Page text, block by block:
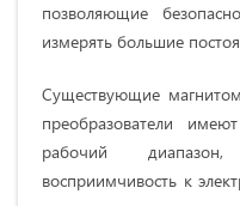
позволяющие
измерять большие
Существующие
преобразователи
рабочий диапазон,
восприимчивость к